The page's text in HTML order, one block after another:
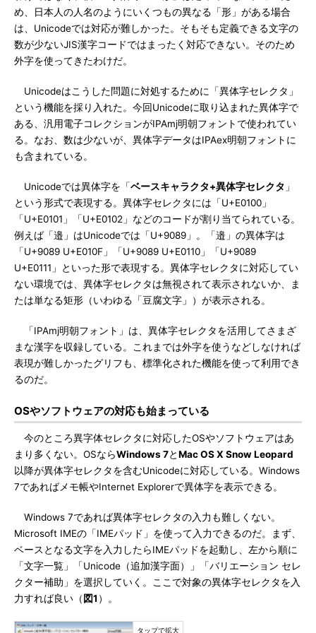
め、日本人の人名のようにいくつもの異なる「形」がある場合
は、Unicodeでは対応が難しかった。そもそも定義できる文字の
数が少ないJIS漢字コードではまったく対応できない。そのため
外字を使ってきたわけだ。
Unicodeはこうした問題に対処するために「異体字セレクタ」
という機能を採り入れた。今回Unicodeに取り込まれた異体字で
ある、汎用電子コレクションがIPAmj明朝フォントで使われてい
る。なお、数は少ないが、異体字データはIPAex明朝フォントに
も含まれている。
Unicodeでは異体字を「ベースキャラクタ+異体字セレクタ 」
という形式で表現する。異体字セレクタには「U+E0100」
「U+E0101」「U+E0102」などのコードが割り当てられている。
例えば「邉」はUnicodeでは「U+9089」。「邉」の異体字は
「U+9089 U+E010F」「U+9089 U+E0110」「U+9089
U+E0111」といった形で表現する。異体字セレクタに対応してい
ない環境では、異体字セレクタは無視されて表示されないか、ま
たは単なる矩形（いわゆる「豆腐文字」）が表示される。
「IPAmj明朝フォント」は、異体字セレクタを活用してさまざ
まな漢字を収録している。これまでは外字を使うなどしなければ
表現が難しかったグリフも、標準化された機能を使って利用でき
るのだ。
OSやソフトウェアの対応も始まっている
今のところ異字体セレクタに対応したOSやソフトウェアはあ
まり多くない。OSならWindows 7とMac OS X Snow Leopard
以降が異体字セレクタを含むUnicodeに対応している。Windows
7であればメモ帳やInternet Explorerで異体字を表示できる。
Windows 7であれば異体字セレクタの入力も難しくない。
Microsoft IMEの「IMEパッド」を使って入力できるのだ。まず、
ベースとなる文字を入力したらIMEパッドを起動し、左から順に
「文字一覧」「Unicode（追加漢字面）」「バリエーション セレ
クター補助」を選択していく。ここで対象の異体字セレクタを入
力すれば良い（ 図1 ）。